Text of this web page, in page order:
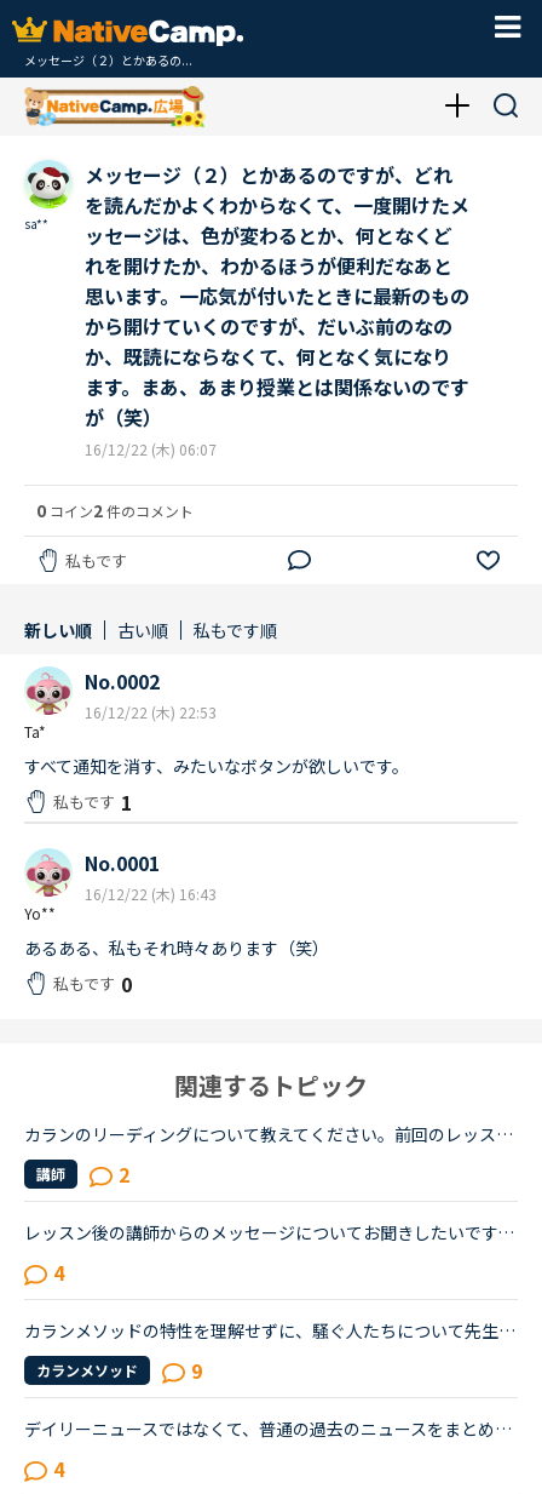
メッセージ（２）とかあるの...
sa**
メッセージ（２）とかあるのですが、どれ
を読んだかよくわからなくて、一度開けたメ
ッセージは、色が変わるとか、何となくど
れを開けたか、わかるほうが便利だなあと
思います。一応気が付いたときに最新のもの
から開けていくのですが、だいぶ前のなの
か、既読にならなくて、何となく気になり
ます。まあ、あまり授業とは関係ないのです
が（笑）
16/12/22 (木) 06:07
0 コイン2件のコメント
私もです
新しい順 古い順 私もです順
Ta*
No.0002
16/12/22 (木) 22:53
すべて通知を消す、みたいなボタンが欲しいです。
私もです 1
Yo**
No.0001
16/12/22 (木) 16:43
あるある、私もそれ時々あります（笑）
私もです 0
関連するトピック
カランのリーディングについて教えてください。前回のレッスンでどこまで終わったかはメッセージに残されていますが、生徒が読めるメッセージと、講師側が読めるメッセージは違うのでしょうか？おそらく、講師側...
講師 2
レッスン後の講師からのメッセージについてお聞きしたいです。フィリピン以外の国(もちろん在宅)で、いつも定型文をコピペして送ってくる先生がいます。カウンセリングでお勧めされた先生で、何度か受講しました...
4
カランメソッドの特性を理解せずに、騒ぐ人たちについて先生方のレビューを見ていると、カランの進め方について苦言を呈しているレビューが目立つように思いました。これについて、個人的には「それは、生徒の方...
カランメソッド 9
デイリーニュースではなくて、普通の過去のニュースをまとめた方のニュースの受講について、受講経験のある方教えてください。昨日初めてニュース中級を3つ受けました。スクリプトを見ずに、最初にオーディオを聞...
4